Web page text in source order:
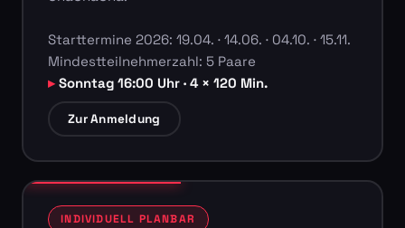
Starttermine 2026: 19.04. · 14.06. · 04.10. · 15.11.
Mindestteilnehmerzahl: 5 Paare
Sonntag 16:00 Uhr · 4 × 120 Min.
Zur Anmeldung
INDIVIDUELL PLANBAR